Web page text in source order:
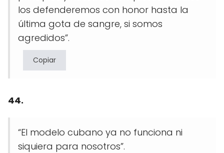
los defenderemos con honor hasta la
última gota de sangre, si somos
agredidos”.
Copiar
44.
“El modelo cubano ya no funciona ni
siquiera para nosotros”.